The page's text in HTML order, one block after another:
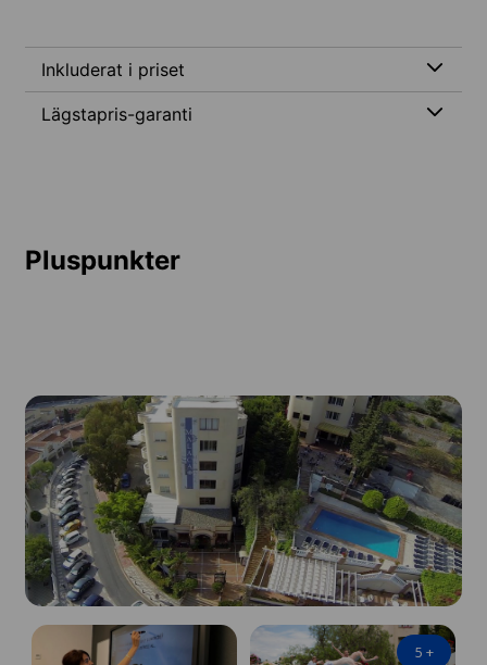
Inkluderat i priset
Lägstapris-garanti
Pluspunkter
5 +